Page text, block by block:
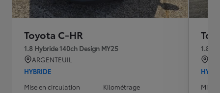
Toyota C-HR
1.8 Hybride 140ch Design MY25
ARGENTEUIL
HYBRIDE
Mise en circulation
Kilométrage
1.8
Mise